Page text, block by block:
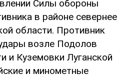
Силы обороны
в районе севернее
области. Противник
возле Подолов
и Куземовки Луганской
и минометные